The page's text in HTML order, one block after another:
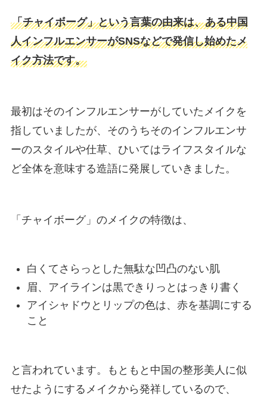
「チャイボーグ」という言葉の由来は、ある中国
人インフルエンサーがSNSなどで発信し始めたメ
イク方法です。
最初はそのインフルエンサーがしていたメイクを
指していましたが、そのうちそのインフルエンサ
ーのスタイルや仕草、ひいてはライフスタイルな
ど全体を意味する造語に発展していきました。
「チャイボーグ」のメイクの特徴は、
白くてさらっとした無駄な凹凸のない肌
眉、アイラインは黒できりっとはっきり書く
アイシャドウとリップの色は、赤を基調にする
こと
と言われています。もともと中国の整形美人に似
せたようにするメイクから発祥しているので、